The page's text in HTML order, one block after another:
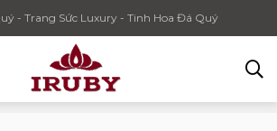
- Trang Sức Luxury - Tinh Hoa Đá Quý